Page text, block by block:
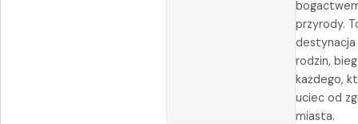
przyrody.
destynacja
rodzin,
każdego,
uciec od
miasta.